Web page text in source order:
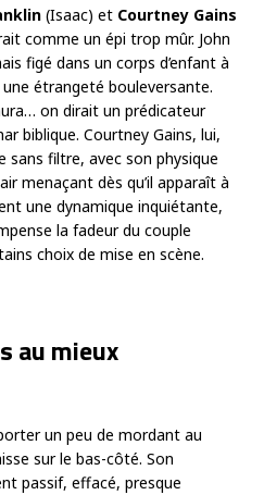
(Isaac) et Courtney Gains
comme un épi trop mûr. John
figé dans un corps d’enfant à
étrangeté bouleversante.
on dirait un prédicateur
biblique. Courtney Gains, lui,
sans filtre, avec son physique
menaçant dès qu’il apparaît à
une dynamique inquiétante,
la fadeur du couple
choix de mise en scène.
au mieux
un peu de mordant au
sur le bas-côté. Son
passif, effacé, presque